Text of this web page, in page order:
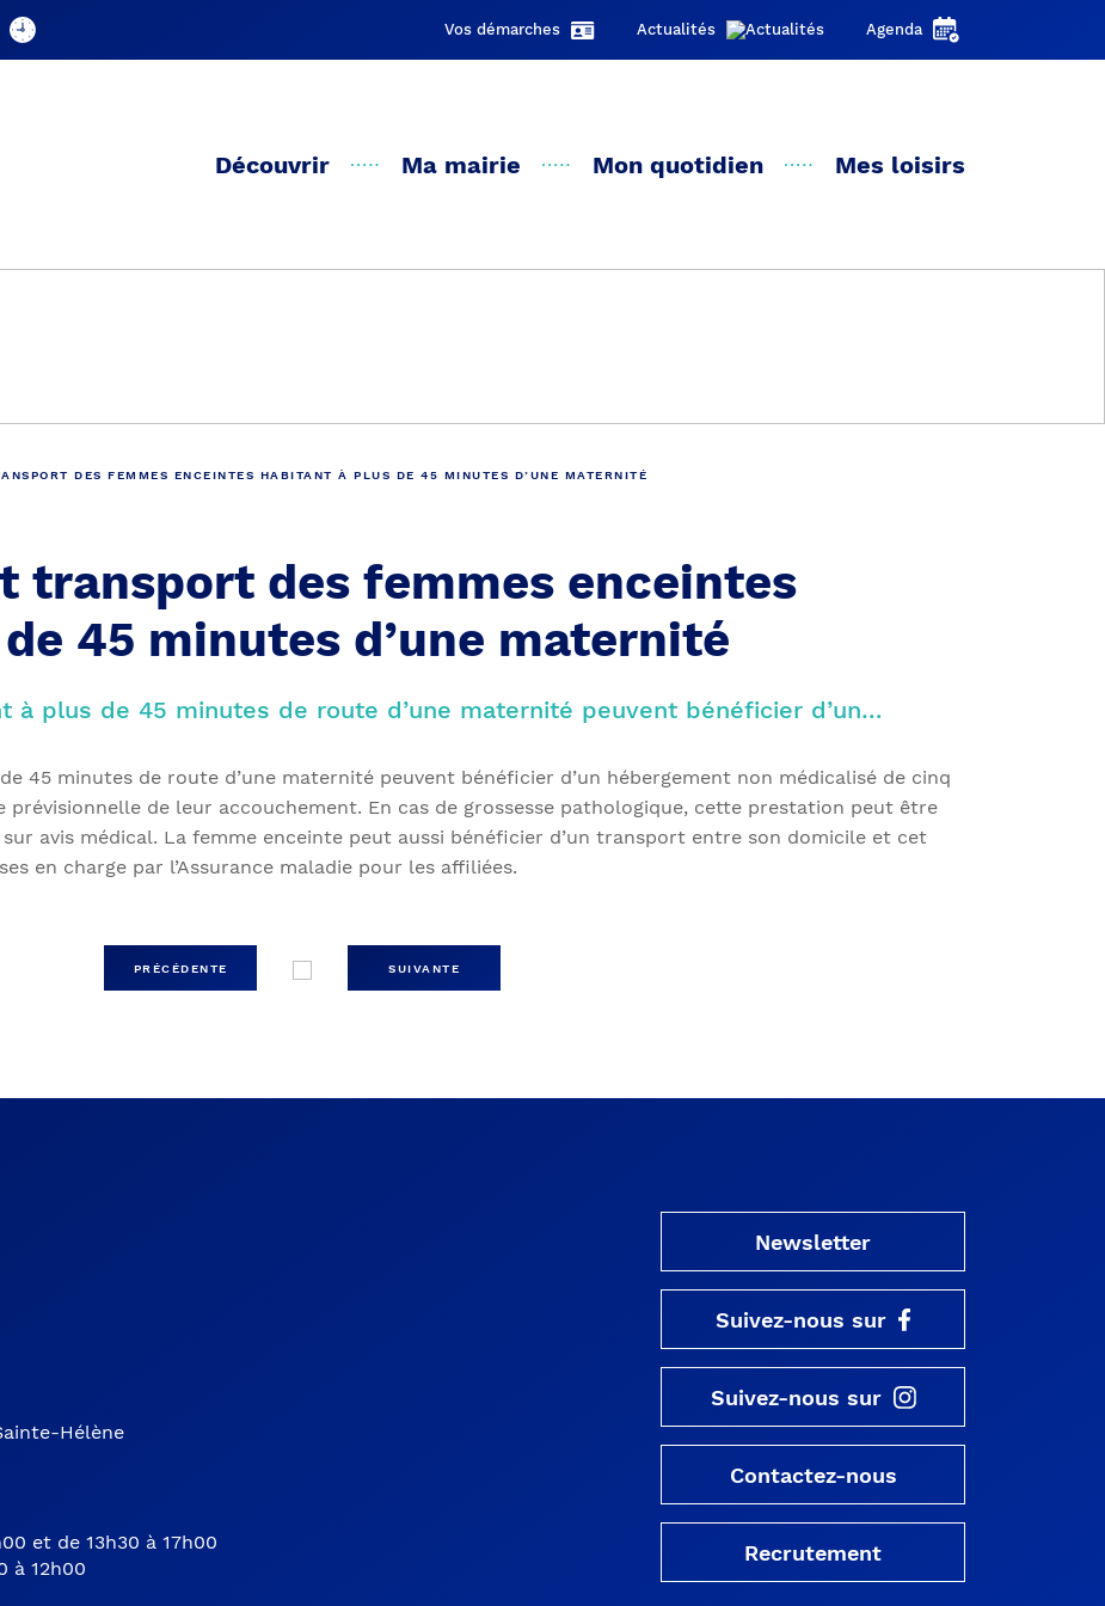
Vos démarches Actualités Agenda
Découvrir Ma mairie Mon quotidien Mes loisirs
DES FEMMES ENCEINTES HABITANT À PLUS DE 45 MINUTES D’UNE MATERNITÉ
transport des femmes enceintes
45 minutes d’une maternité
à plus de 45 minutes de route d’une maternité peuvent bénéficier d’un…
45 minutes de route d’une maternité peuvent bénéficier d’un hébergement non médicalisé de cinq
de leur accouchement. En cas de grossesse pathologique, cette prestation peut être
avis médical. La femme enceinte peut aussi bénéficier d’un transport entre son domicile et cet
en charge par l’Assurance maladie pour les affiliées.
PRÉCÉDENTE SUIVANTE
Hélène
et de 13h30 à 17h00
à 12h00
Newsletter
Suivez-nous sur
Suivez-nous sur
Contactez-nous
Recrutement